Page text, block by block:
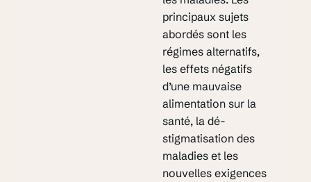
principaux sujets
abordés sont les
régimes alternatifs,
les effets négatifs
d’une mauvaise
alimentation sur la
santé, la dé-
stigmatisation des
maladies et les
nouvelles exigences